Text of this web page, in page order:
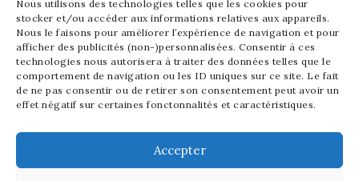
Nous utilisons des technologies telles que les cookies pour
stocker et/ou accéder aux informations relatives aux appareils.
Nous le faisons pour améliorer l’expérience de navigation et pour
afficher des publicités (non-)personnalisées. Consentir à ces
technologies nous autorisera à traiter des données telles que le
comportement de navigation ou les ID uniques sur ce site. Le fait
de ne pas consentir ou de retirer son consentement peut avoir un
effet négatif sur certaines fonctonnalités et caractéristiques.
Accepter
Tinger
Fondatrice de FortunedeStar.com, je fusionne ma
passion pour les cultures et l'économie des célébrités.
Entre la gestion de mon site et la poterie, je trouve le
bonheur dans l'équilibre de mes activités. Mère d'un
bout de chou de 5 ans, je partage avec lui l'amour de
l'art sous toutes ses formes.